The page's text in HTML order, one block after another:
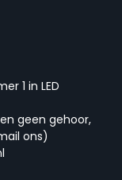
1 in LED
geen gehoor,
ons)